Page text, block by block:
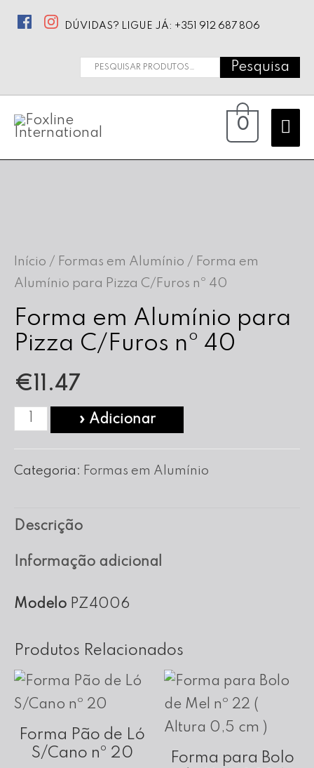
DÚVIDAS? LIGUE JÁ: +351 912 687 806
Pesquisar
Pesquisa
0
Início / Formas em Alumínio / Forma em
Alumínio para Pizza C/Furos nº 40
Forma em Alumínio para
Pizza C/Furos nº 40
€11.47
Quantidade
Forma
para
Pizza
nº
» Adicionar
Categoria: Formas em Alumínio
Descrição
Informação adicional
Modelo PZ4006
Produtos Relacionados
Forma Pão de Ló
S/Cano nº 20
Forma para Bolo